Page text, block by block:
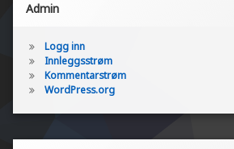
Admin
Logg inn
Innleggsstrøm
Kommentarstrøm
WordPress.org